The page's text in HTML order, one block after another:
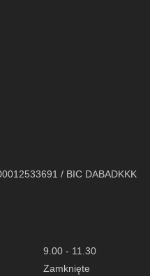
/ BIC DABADKKK
9.00 - 11.30
Zamknięte